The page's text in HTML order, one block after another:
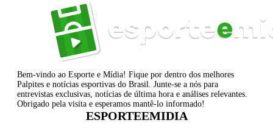
Bem-vindo ao Esporte e Mídia! Fique por dentro dos melhores
Palpites e notícias esportivas do Brasil. Junte-se a nós para
entrevistas exclusivas, notícias de última hora e análises relevantes.
Obrigado pela visita e esperamos mantê-lo informado!
ESPORTEEMIDIA